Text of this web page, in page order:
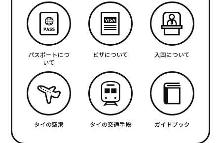
パスポートにつ
いて
ビザについて 入国について
タイの空港 タイの交通手段 ガイドブック